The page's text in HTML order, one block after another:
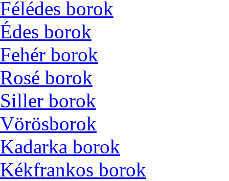
Félédes borok
Édes borok
Fehér borok
Rosé borok
Siller borok
Vörösborok
Kadarka borok
Kékfrankos borok